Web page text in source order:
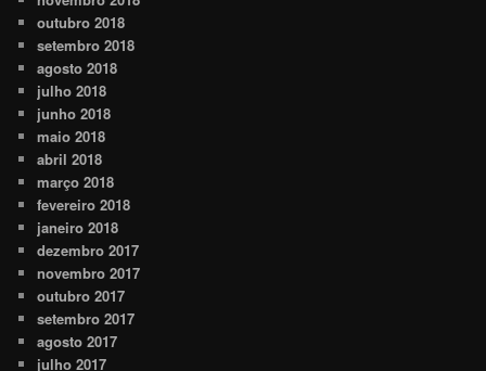
outubro 2018
setembro 2018
agosto 2018
julho 2018
junho 2018
maio 2018
abril 2018
março 2018
fevereiro 2018
janeiro 2018
dezembro 2017
novembro 2017
outubro 2017
setembro 2017
agosto 2017
julho 2017